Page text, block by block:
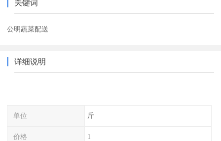
关键词
公明蔬菜配送
详细说明
单位 斤
价格 1